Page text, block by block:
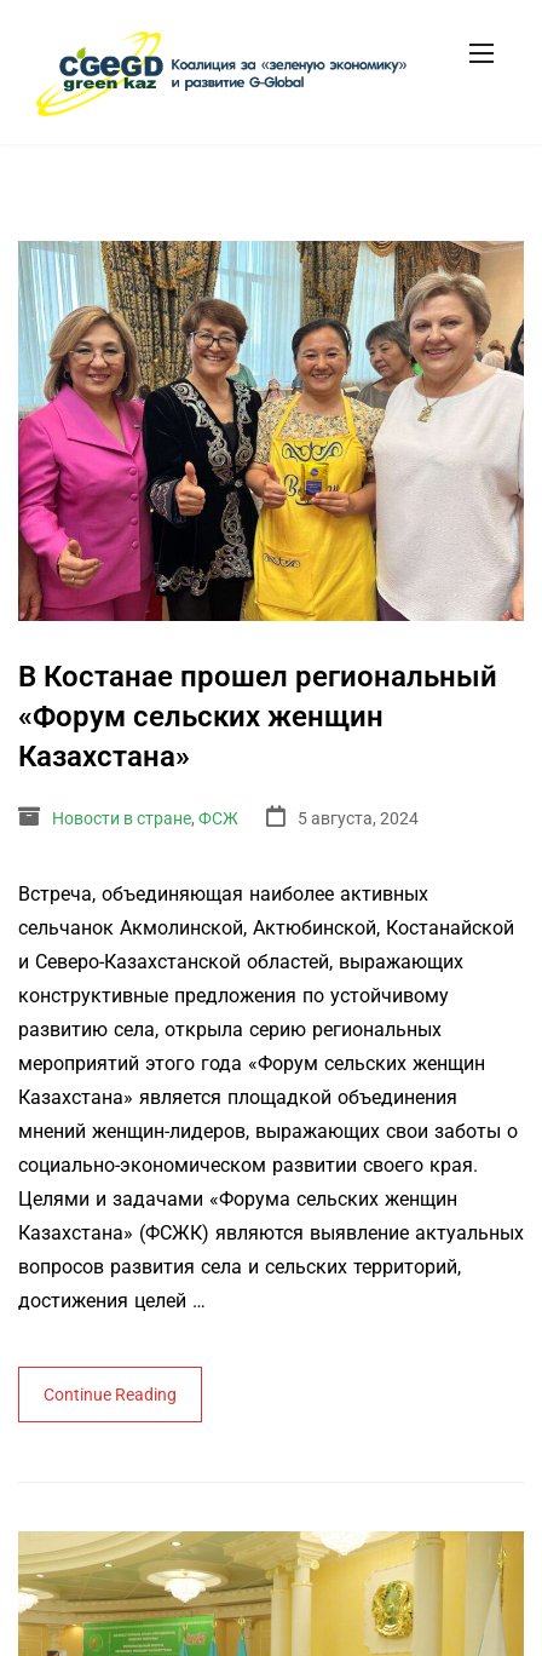
В Костанае прошел региональный
«Форум сельских женщин
Казахстана»
Новости в стране, ФСЖ 5 августа, 2024
Встреча, объединяющая наиболее активных
сельчанок Акмолинской, Актюбинской, Костанайской
и Северо-Казахстанской областей, выражающих
конструктивные предложения по устойчивому
развитию села, открыла серию региональных
мероприятий этого года «Форум сельских женщин
Казахстана» является площадкой объединения
мнений женщин-лидеров, выражающих свои заботы о
социально-экономическом развитии своего края.
Целями и задачами «Форума сельских женщин
Казахстана» (ФСЖК) являются выявление актуальных
вопросов развития села и сельских территорий,
достижения целей …
Continue Reading